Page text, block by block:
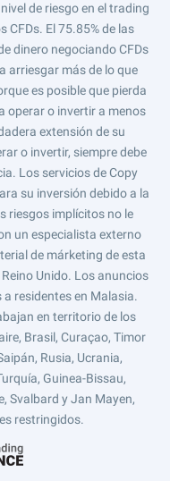
de riesgo en el trading
El 75.85% de las
dinero negociando CFDs
arriesgar más de lo que
es posible que pierda
operar o invertir a menos
extensión de su
o invertir, siempre debe
Los servicios de Copy
su inversión debido a la
riesgos implícitos no le
un especialista externo
de márketing de esta
Unido. Los anuncios
residentes en Malasia.
en territorio de los
Brasil, Curaçao, Timor
Rusia, Ucrania,
Guinea-Bissau,
Svalbard y Jan Mayen,
restringidos.